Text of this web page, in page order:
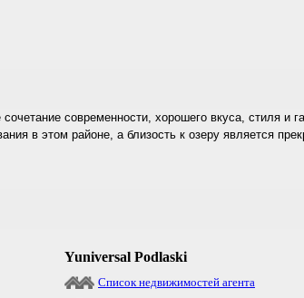
современности, хорошего вкуса, стиля и
в этом районе, а близость к озеру является
Yuniversal Podlaski
Список недвижимостей агента